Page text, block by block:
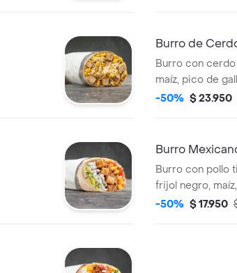
que elijas.
Burro de
Burro con
maíz, pico de
blanco en tortilla
-50% $ 23.950
Burro
Burro con pollo
frijol negro,
guacamole y
-50% $ 17.950